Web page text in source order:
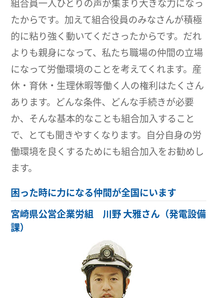
組合員一人ひとりの声が集まり大きな力になっ
たからです。加えて組合役員のみなさんが積極
的に粘り強く動いてくださったからです。だれ
よりも親身になって、私たち職場の仲間の立場
になって労働環境のことを考えてくれます。産
休・育休・生理休暇等働く人の権利はたくさん
あります。どんな条件、どんな手続きが必要
か、そんな基本的なことも組合加入すること
で、とても聞きやすくなります。自分自身の労
働環境を良くするためにも組合加入をお勧めし
ます。
困った時に力になる仲間が全国にいます
宮崎県公営企業労組 川野 大雅さん（発電設備
課）